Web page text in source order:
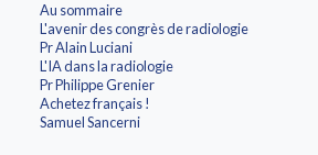
Au sommaire
L'avenir des congrès de radiologie
Pr Alain Luciani
L'IA dans la radiologie
Pr Philippe Grenier
Achetez français !
Samuel Sancerni